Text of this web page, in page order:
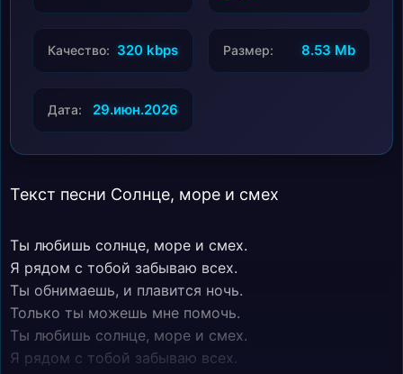
Качество: 320 kbps Размер: 8.53 Mb
Дата: 29.июн.2026
Текст песни Солнце, море и смех
Ты любишь солнце, море и смех.
Я рядом с тобой забываю всех.
Ты обнимаешь, и плавится ночь.
Только ты можешь мне помочь.
Ты любишь солнце, море и смех.
Я рядом с тобой забываю всех.